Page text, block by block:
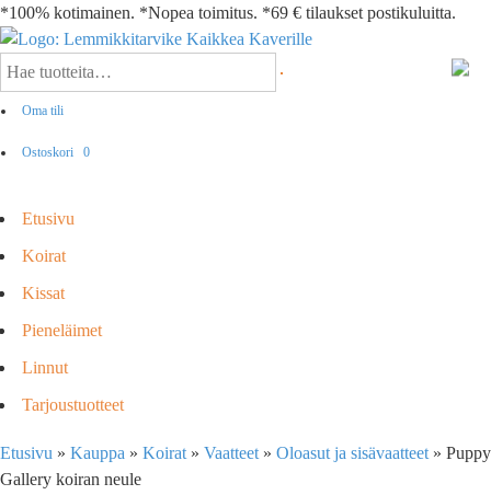
*100% kotimainen. *Nopea toimitus. *69 € tilaukset postikuluitta.
Oma tili
Ostoskori 0
Etusivu
Koirat
Kissat
Pieneläimet
Linnut
Tarjoustuotteet
Etusivu » Kauppa » Koirat » Vaatteet » Oloasut ja sisävaatteet » Puppy
Gallery koiran neule